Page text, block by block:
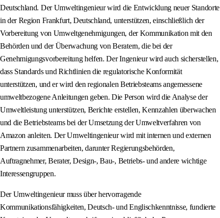
Deutschland. Der Umweltingenieur wird die Entwicklung neuer Standorte
in der Region Frankfurt, Deutschland, unterstützen, einschließlich der
Vorbereitung von Umweltgenehmigungen, der Kommunikation mit den
Behörden und der Überwachung von Beratern, die bei der
Genehmigungsvorbereitung helfen. Der Ingenieur wird auch sicherstellen,
dass Standards und Richtlinien die regulatorische Konformität
unterstützen, und er wird den regionalen Betriebsteams angemessene
umweltbezogene Anleitungen geben. Die Person wird die Analyse der
Umweltleistung unterstützen, Berichte erstellen, Kennzahlen überwachen
und die Betriebsteams bei der Umsetzung der Umweltverfahren von
Amazon anleiten. Der Umweltingenieur wird mit internen und externen
Partnern zusammenarbeiten, darunter Regierungsbehörden,
Auftragnehmer, Berater, Design-, Bau-, Betriebs- und andere wichtige
Interessengruppen.
Der Umweltingenieur muss über hervorragende
Kommunikationsfähigkeiten, Deutsch- und Englischkenntnisse, fundierte